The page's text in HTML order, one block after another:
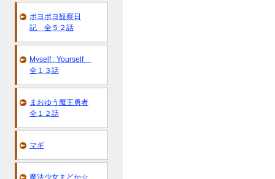
ポヨポヨ観察日
記 全５２話
Myself ; Yourself
全１３話
まおゆう魔王勇者
全１２話
マギ
魔法少女まどか☆